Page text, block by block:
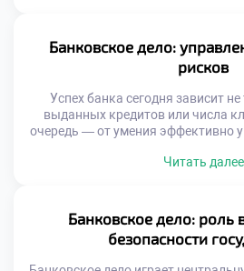
профессиональному росту и
безопасности.
Банковское дело:
рисков
Успех банка сегодня зависит
выданных кредитов или числа
очередь — от умения эффективно
процессов — это фундамент, на
потраченный на
прибыль.
Читать далее
Банковское дело: роль
безопасности